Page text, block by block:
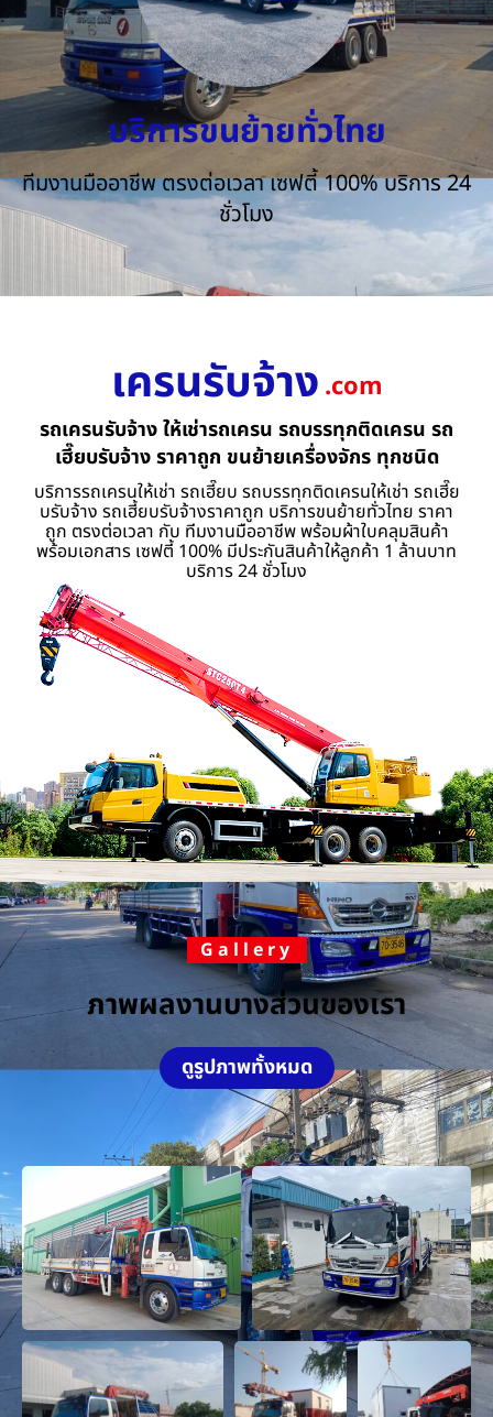
บริการขนย้ายทั่วไทย
ทีมงานมืออาชีพ ตรงต่อเวลา เซฟตี้ 100% บริการ 24
ชั่วโมง
เครนรับจ้าง .com
รถเครนรับจ้าง ให้เช่ารถเครน รถบรรทุกติดเครน รถ
เฮี๊ยบรับจ้าง ราคาถูก ขนย้ายเครื่องจักร ทุกชนิด
บริการรถเครนให้เช่า รถเฮี๊ยบ รถบรรทุกติดเครนให้เช่า รถเฮี๊ย
บรับจ้าง รถเฮี้ยบรับจ้างราคาถูก บริการขนย้ายทั่วไทย ราคา
ถูก ตรงต่อเวลา กับ ทีมงานมืออาชีพ พร้อมผ้าใบคลุมสินค้า
พร้อมเอกสาร เซฟตี้ 100% มีประกันสินค้าให้ลูกค้า 1 ล้านบาท
บริการ 24 ชั่วโมง
Gallery
ภาพผลงานบางส่วนของเรา
ดูรูปภาพทั้งหมด